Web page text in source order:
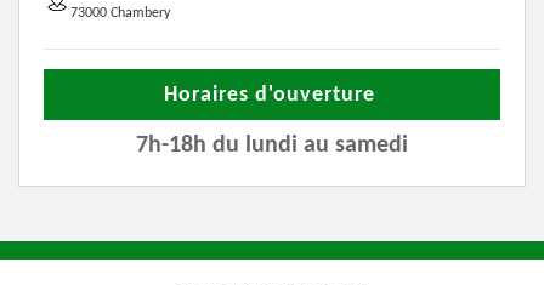
73000 Chambery
Horaires d'ouverture
7h-18h du lundi au samedi